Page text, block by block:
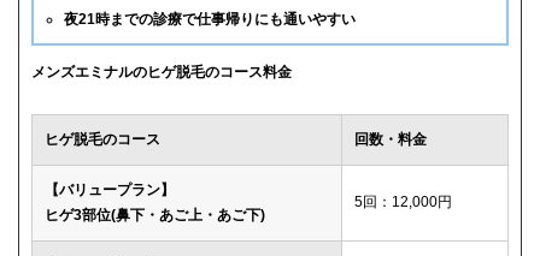
ゴリラクリニック 39,800円(平日6回)
メンズルシアクリニック
ウィルビークリニックブラック 49,500円
渋谷美容外科クリニック 52,800円
メディカルエピレーションクリニック
夜21時までの診療で仕事帰りにも通いやすい
メンズエミナルのヒゲ脱毛のコース料金
ヒゲ脱毛のコース 回数・料金
【バリュープラン】
ヒゲ3部位(鼻下・あご上・あご下)
5回：12,000円